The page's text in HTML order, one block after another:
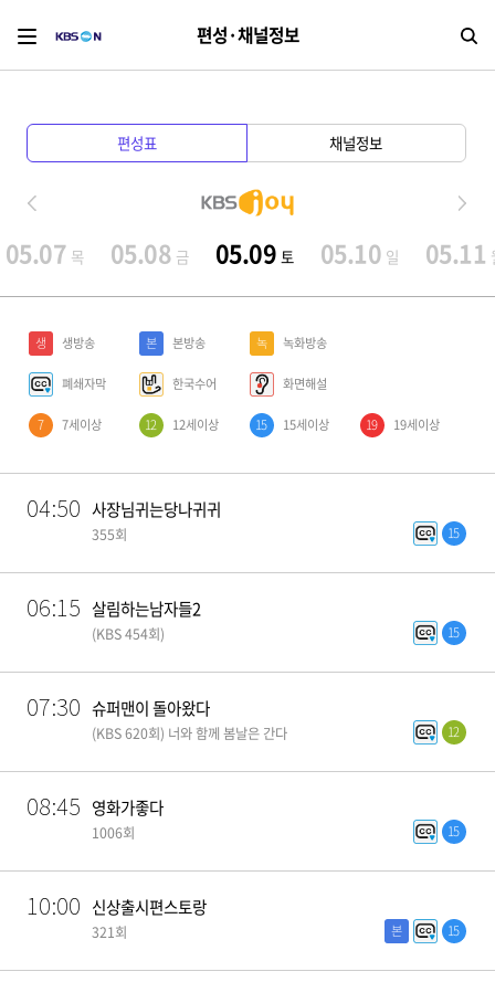
편성·채널정보 검
편성표 채널정보
05.07 목 05.08 금 05.09 토 05.10 일 05.11
생 생방송 본 본방송 녹 녹화방송
폐쇄자막 한국수어 화면해설
7 7세이상 12 12세이상 15 15세이상 19 19세이상
04:50 사장님귀는당나귀귀
355회 15
06:15 살림하는남자들2
(KBS 454회) 15
07:30 슈퍼맨이 돌아왔다
(KBS 620회) 너와 함께 봄날은 간다 12
08:45 영화가좋다
1006회 15
10:00 신상출시편스토랑
321회 본 15